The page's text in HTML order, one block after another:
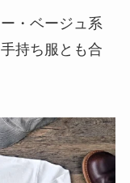
・ベージュ系
持ち服とも合